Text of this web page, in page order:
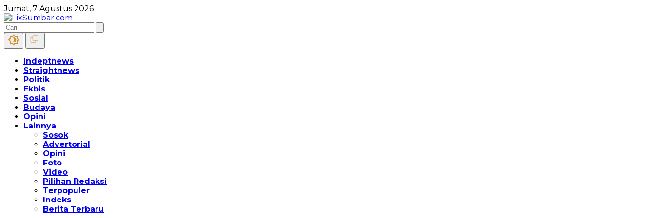
Jumat, 7 Agustus 2026
Indeptnews
Straightnews
Politik
Ekbis
Sosial
Budaya
Opini
Lainnya
Sosok
Advertorial
Opini
Foto
Video
Pilihan Redaksi
Terpopuler
Indeks
Berita Terbaru